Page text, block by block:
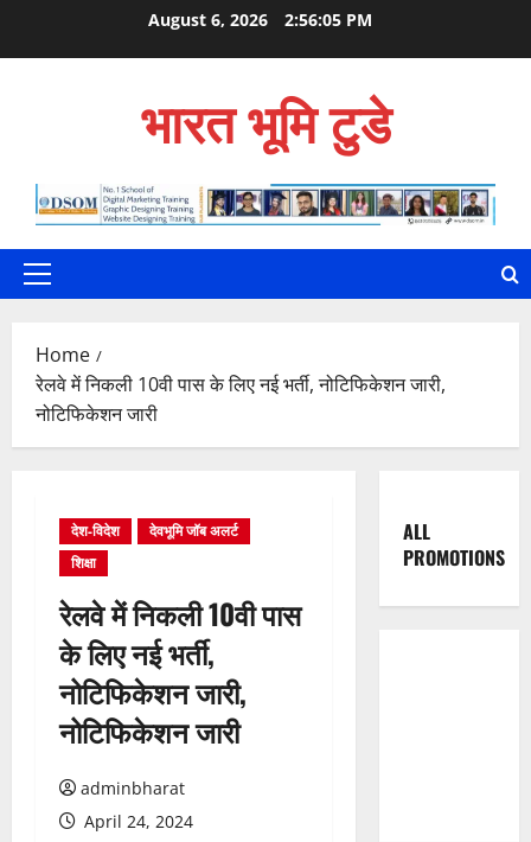
August 6, 2026 2:56:07 PM
भारत भूमि टुडे
Primary
Home
रेलवे में निकली 10वी पास के लिए नई भर्ती, नोटिफिकेशन जारी,
नोटिफिकेशन जारी
देश-विदेश
देवभूमि जॉब अलर्ट
शिक्षा
रेलवे में निकली 10वी पास
के लिए नई भर्ती,
नोटिफिकेशन जारी,
नोटिफिकेशन जारी
adminbharat
April 24, 2024
ALL
PROMOTIONS